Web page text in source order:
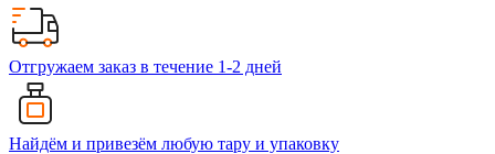
Отгружаем заказ в течение 1-2 дней
Найдём и привезём любую тару и упаковку